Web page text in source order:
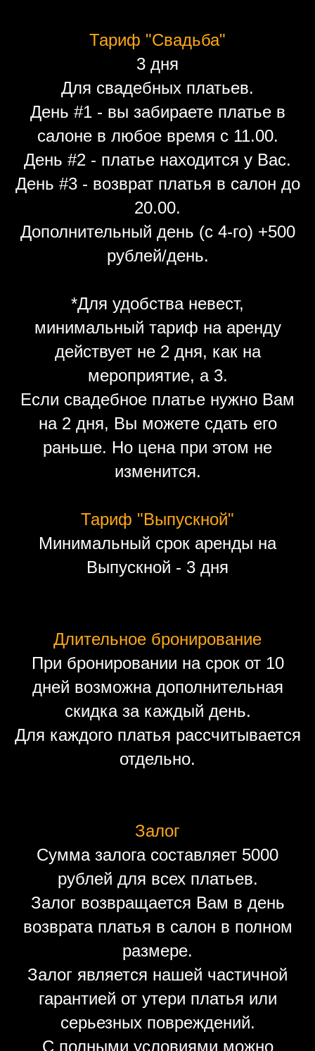
Тариф "Свадьба"
3 дня
Для свадебных платьев.
День #1 - вы забираете платье в
салоне в любое время с 11.00.
День #2 - платье находится у Вас.
День #3 - возврат платья в салон до
20.00.
Дополнительный день (с 4-го) +500
рублей/день.
*Для удобства невест,
минимальный тариф на аренду
действует не 2 дня, как на
мероприятие, а 3.
Если свадебное платье нужно Вам
на 2 дня, Вы можете сдать его
раньше. Но цена при этом не
изменится.
Тариф "Выпускной"
Минимальный срок аренды на
Выпускной - 3 дня
Длительное бронирование
При бронировании на срок от 10
дней возможна дополнительная
скидка за каждый день.
Для каждого платья рассчитывается
отдельно.
Залог
Сумма залога составляет 5000
рублей для всех платьев.
Залог возвращается Вам в день
возврата платья в салон в полном
размере.
Залог является нашей частичной
гарантией от утери платья или
серьезных повреждений.
С полными условиями можно